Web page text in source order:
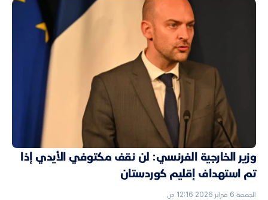
وزير الخارجية الفرنسي: لن نقف مكتوفي الأيدي إذا
تم استهداف إقليم كوردستان
الجمعة 6 فبراير 2026 12:16 ص